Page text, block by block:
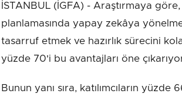
İSTANBUL (İGFA) - Araştırmaya
planlamasında yapay zekâya
tasarruf etmek ve hazırlık sürecini
yüzde 70'i bu avantajları öne
Bunun yanı sıra, katılımcıların